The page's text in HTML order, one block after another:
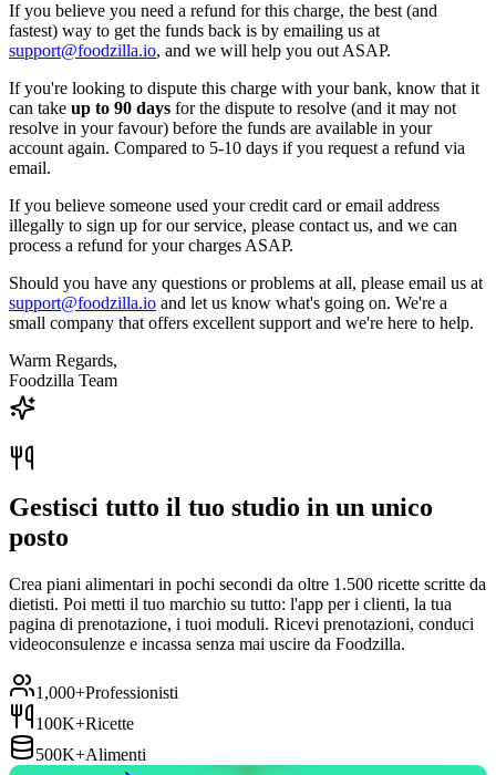
If you believe you need a refund for this charge, the best (and
fastest) way to get the funds back is by emailing us at
support@foodzilla.io, and we will help you out ASAP.
If you're looking to dispute this charge with your bank, know that it
can take up to 90 days for the dispute to resolve (and it may not
resolve in your favour) before the funds are available in your
account again. Compared to 5-10 days if you request a refund via
email.
If you believe someone used your credit card or email address
illegally to sign up for our service, please contact us, and we can
process a refund for your charges ASAP.
Should you have any questions or problems at all, please email us at
support@foodzilla.io and let us know what's going on. We're a
small company that offers excellent support and we're here to help.
Warm Regards,
Foodzilla Team
Gestisci tutto il tuo studio in un unico
posto
Crea piani alimentari in pochi secondi da oltre 1.500 ricette scritte da
dietisti. Poi metti il tuo marchio su tutto: l'app per i clienti, la tua
pagina di prenotazione, i tuoi moduli. Ricevi prenotazioni, conduci
videoconsulenze e incassa senza mai uscire da Foodzilla.
1,000+Professionisti
100K+Ricette
500K+Alimenti